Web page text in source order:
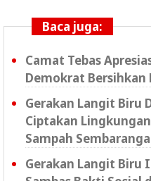
Baca juga:
Camat Tebas
Demokrat Bersihkan
Gerakan Langit Biru
Ciptakan
Sampah
Gerakan Langit Biru